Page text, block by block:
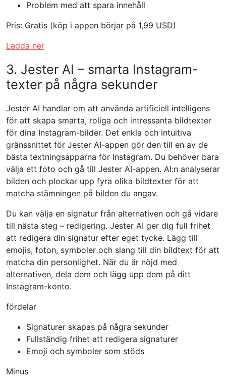
Problem med att spara innehåll
Pris: Gratis (köp i appen börjar på 1,99 USD)
Ladda ner
3. Jester AI – smarta Instagram-
texter på några sekunder
Jester AI handlar om att använda artificiell intelligens
för att skapa smarta, roliga och intressanta bildtexter
för dina Instagram-bilder. Det enkla och intuitiva
gränssnittet för Jester AI-appen gör den till en av de
bästa textningsapparna för Instagram. Du behöver bara
välja ett foto och gå till Jester AI-appen. AI:n analyserar
bilden och plockar upp fyra olika bildtexter för att
matcha stämningen på bilden du angav.
Du kan välja en signatur från alternativen och gå vidare
till nästa steg – redigering. Jester AI ger dig full frihet
att redigera din signatur efter eget tycke. Lägg till
emojis, foton, symboler och slang till din bildtext för att
matcha din personlighet. När du är nöjd med
alternativen, dela dem och lägg upp dem på ditt
Instagram-konto.
fördelar
Signaturer skapas på några sekunder
Fullständig frihet att redigera signaturer
Emoji och symboler som stöds
Minus